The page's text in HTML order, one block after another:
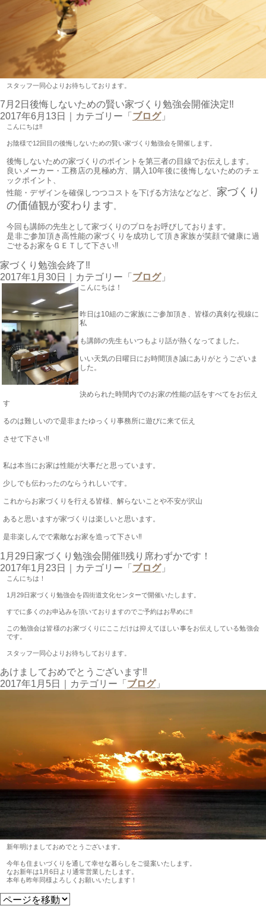
スタッフ一同心よりお待ちしております。
7月2日後悔しないための賢い家づくり勉強会開催決定‼
2017年6月13日
｜カテゴリー「 ブログ」
こんにちは‼
お陰様で12回目の後悔しないための賢い家づくり勉強会を開催します。
後悔しないための家づくりのポイントを第三者の目線でお伝えします。
良いメーカー・工務店の見極め方、購入10年後に後悔しないためのチェ
ックポイント、
性能・デザインを確保しつつコストを下げる方法などなど、 家づくり
の価値観が変わります 。
今回も講師の先生として家づくりのプロをお呼びしております。
是非ご参加頂き高性能の家づくりを成功して頂き家族が笑顔で健康に過
ごせるお家をＧＥＴして下さい‼
家づくり勉強会終了‼
2017年1月30日
｜カテゴリー「 ブログ」
こんにちは！
昨日は10組のご家族にご参加頂き、皆様の真剣な視線に
私
も講師の先生もいつもより話が熱くなってました。
いい天気の日曜日にお時間頂き誠にありがとうございま
した。
決められた時間内でのお家の性能の話をすべてをお伝え
す
るのは難しいので是非またゆっくり事務所に遊びに来て伝え
させて下さい‼
私は本当にお家は性能が大事だと思っています。
少しでも伝わったのならうれしいです。
これからお家づくりを行える皆様、解らないことや不安が沢山
あると思いますが家づくりは楽しいと思います。
是非楽しんでで素敵なお家を造って下さい‼
1月29日家づくり勉強会開催‼残り席わずかです！
2017年1月23日
｜カテゴリー「 ブログ」
こんにちは！
1月29日家づくり勉強会を四街道文化センターで開催いたします。
すでに多くのお申込みを頂いておりますのでご予約はお早めに‼
この勉強会は皆様のお家づくりにここだけは抑えてほしい事をお伝えしている勉強会
です。
スタッフ一同心よりお待ちしております。
あけましておめでとうございます‼
2017年1月5日
｜カテゴリー「 ブログ」
新年明けましておめでとうございます。
今年も住まいづくりを通して幸せな暮らしをご提案いたします。
なお新年は1月6日より通常営業したします。
本年も昨年同様よろしくお願いいたします！